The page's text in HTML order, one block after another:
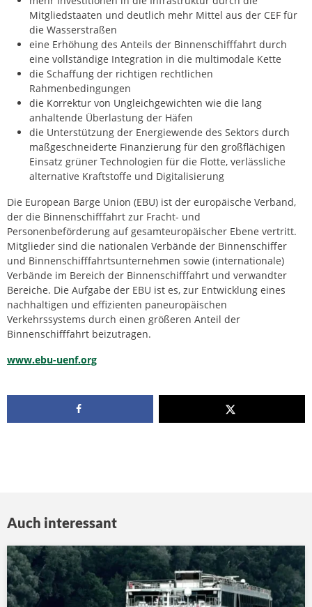
Mitgliedstaaten und deutlich mehr Mittel aus der CEF für
die Wasserstraßen
eine Erhöhung des Anteils der Binnenschifffahrt durch
eine vollständige Integration in die multimodale Kette
die Schaffung der richtigen rechtlichen
Rahmenbedingungen
die Korrektur von Ungleichgewichten wie die lang
anhaltende Überlastung der Häfen
die Unterstützung der Energiewende des Sektors durch
maßgeschneiderte Finanzierung für den großflächigen
Einsatz grüner Technologien für die Flotte, verlässliche
alternative Kraftstoffe und Digitalisierung
Die European Barge Union (EBU) ist der europäische Verband,
der die Binnenschifffahrt zur Fracht- und
Personenbeförderung auf gesamteuropäischer Ebene vertritt.
Mitglieder sind die nationalen Verbände der Binnenschiffer
und Binnenschifffahrtsunternehmen sowie (internationale)
Verbände im Bereich der Binnenschifffahrt und verwandter
Bereiche. Die Aufgabe der EBU ist es, zur Entwicklung eines
nachhaltigen und effizienten paneuropäischen
Verkehrssystems durch einen größeren Anteil der
Binnenschifffahrt beizutragen.
www.ebu-uenf.org
Auch interessant